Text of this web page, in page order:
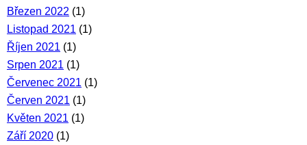
Březen 2022 (1)
Listopad 2021 (1)
Říjen 2021 (1)
Srpen 2021 (1)
Červenec 2021 (1)
Červen 2021 (1)
Květen 2021 (1)
Září 2020 (1)